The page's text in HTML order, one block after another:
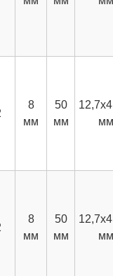
8
мм
50
мм
мм
8
мм
50
мм
мм